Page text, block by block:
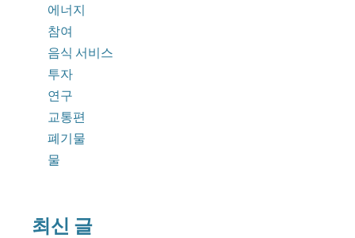
에너지
참여
음식 서비스
투자
연구
교통편
폐기물
물
최신 글